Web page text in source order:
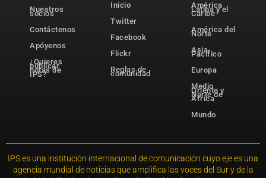
Nuestros
socios
Contáctenos
Apóyenos
¿Quieres
publicar
notas de
IPS?
Inicio
Twitter
Facebook
Flickr
Reglas de
comunidad
América
Latina y el
Caribe
América del
Norte
Asia-
Pacífico
Europa
Medio
Oriente y
Norte de
África
Mundo
IPS es una institución internacional de comunicación cuyo eje es una
agencia mundial de noticias que amplifica las voces del Sur y de la